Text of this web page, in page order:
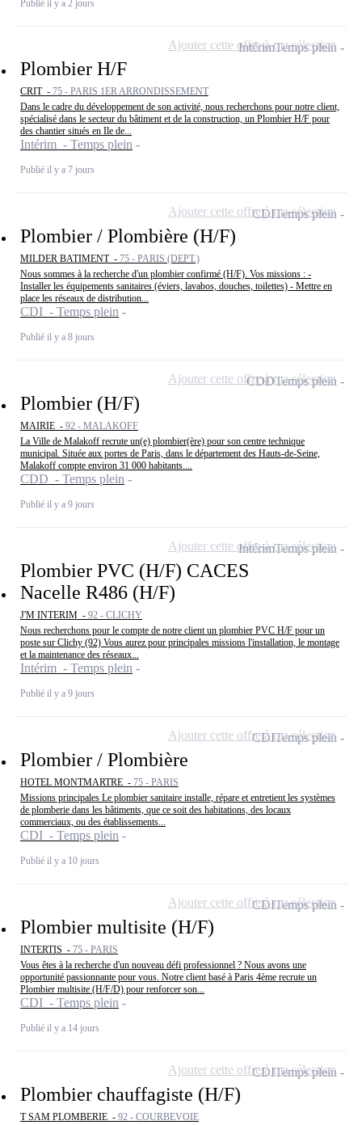
Publié il y a 2 jours
Plombier H/F
CRIT - 75 - PARIS 1ER ARRONDISSEMENT
Dans le cadre du développement de son activité, nous recherchons pour notre client,
spécialisé dans le secteur du bâtiment et de la construction, un Plombier H/F pour
des chantier situés en Ile de...
Intérim - Temps plein
Publié il y a 7 jours
IntérimTemps plein
Ajouter cette offre à ma sélection
Plombier / Plombière (H/F)
MILDER BATIMENT - 75 - PARIS (DEPT.)
Nous sommes à la recherche d'un plombier confirmé (H/F). Vos missions : -
Installer les équipements sanitaires (éviers, lavabos, douches, toilettes) - Mettre en
place les réseaux de distribution...
CDI - Temps plein
Publié il y a 8 jours
CDITemps plein
Ajouter cette offre à ma sélection
Plombier (H/F)
MAIRIE - 92 - MALAKOFF
La Ville de Malakoff recrute un(e) plombier(ère) pour son centre technique
municipal. Située aux portes de Paris, dans le département des Hauts-de-Seine,
Malakoff compte environ 31 000 habitants....
CDD - Temps plein
Publié il y a 9 jours
CDDTemps plein
Ajouter cette offre à ma sélection
Plombier PVC (H/F) CACES
Nacelle R486 (H/F)
J'M INTERIM - 92 - CLICHY
Nous recherchons pour le compte de notre client un plombier PVC H/F pour un
poste sur Clichy (92) Vous aurez pour principales missions l'installation, le montage
et la maintenance des réseaux...
Intérim - Temps plein
Publié il y a 9 jours
IntérimTemps plein
Ajouter cette offre à ma sélection
Plombier / Plombière
HOTEL MONTMARTRE - 75 - PARIS
Missions principales Le plombier sanitaire installe, répare et entretient les systèmes
de plomberie dans les bâtiments, que ce soit des habitations, des locaux
commerciaux, ou des établissements...
CDI - Temps plein
Publié il y a 10 jours
CDITemps plein
Ajouter cette offre à ma sélection
Plombier multisite (H/F)
INTERTIS - 75 - PARIS
Vous êtes à la recherche d'un nouveau défi professionnel ? Nous avons une
opportunité passionnante pour vous. Notre client basé à Paris 4ème recrute un
Plombier multisite (H/F/D) pour renforcer son...
CDI - Temps plein
Publié il y a 14 jours
CDITemps plein
Ajouter cette offre à ma sélection
Plombier chauffagiste (H/F)
T SAM PLOMBERIE - 92 - COURBEVOIE
CDITemps plein
Ajouter cette offre à ma sélection